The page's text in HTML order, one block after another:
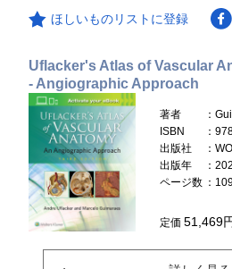
ほしいものリストに登録
Uflacker's Atlas of Vascular
- Angiographic Approach
著者
：
ISBN
：
出版社
：
出版年
：
ページ数 ：
定価51,469